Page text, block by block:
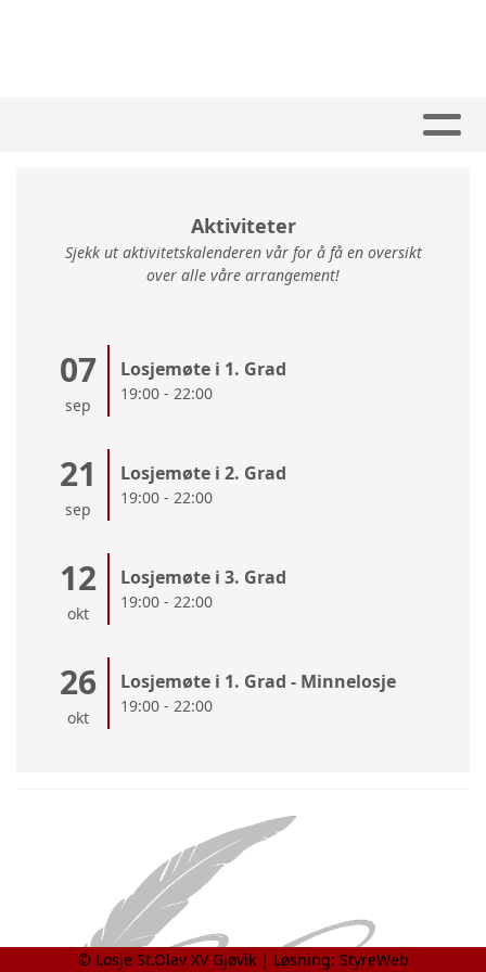
Aktiviteter
Sjekk ut aktivitetskalenderen vår for å få en oversikt
over alle våre arrangement!
07
sep
Losjemøte i 1. Grad
19:00 - 22:00
21
sep
Losjemøte i 2. Grad
19:00 - 22:00
12
okt
Losjemøte i 3. Grad
19:00 - 22:00
26
okt
Losjemøte i 1. Grad - Minnelosje
19:00 - 22:00
© Losje St.Olav XV Gjøvik | Løsning: StyreWeb